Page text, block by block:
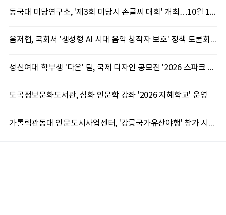
동국대 미당연구소, '제3회 미당시 손글씨 대회' 개최…10월 12일까지 접수
음저협, 국회서 '생성형 AI 시대 음악 창작자 보호' 정책 토론회 10일 개최
성신여대 학부생 '다온' 팀, 국제 디자인 공모전 '2026 스파크 어워드' 동상 수상
도곡정보문화도서관, 심화 인문학 강좌 '2026 지혜학교' 운영
가톨릭관동대 인문도시사업센터, '강릉국가유산야행' 참가 시민 15명 모집